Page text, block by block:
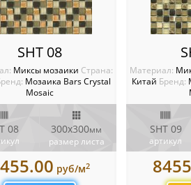
SHT 08
Миксы мозаики Cтрана:
Мозаика Bars Crystal
Mosaic
08 300x300мм
размер листа
руб/м2
Материал:
Китай Бренд:
SHT 09
артикул